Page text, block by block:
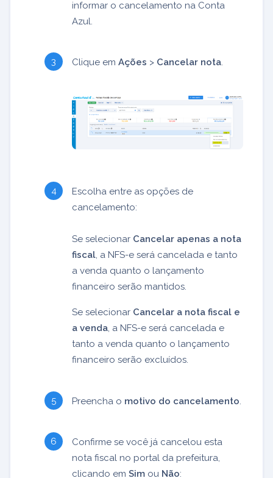
informar o cancelamento na Conta
Azul.
Clique em Ações > Cancelar nota.
Escolha entre as opções de
cancelamento:
Se selecionar Cancelar apenas a nota
fiscal , a NFS-e será cancelada e tanto
a venda quanto o lançamento
financeiro serão mantidos.
Se selecionar Cancelar a nota fiscal e
a venda , a NFS-e será cancelada e
tanto a venda quanto o lançamento
financeiro serão excluídos.
Preencha o motivo do cancelamento
Confirme se você já cancelou esta
nota fiscal no portal da prefeitura,
clicando em Sim ou Não: